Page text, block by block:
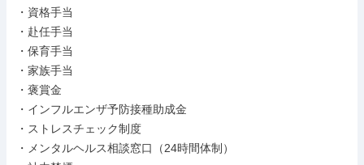
・資格⼿当
・赴任⼿当
・保育⼿当
・家族⼿当
・褒賞⾦
・インフルエンザ予防接種助成⾦
・ストレスチェック制度
・メンタルヘルス相談窓⼝（24時間体制）